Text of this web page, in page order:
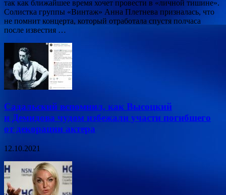
так как ближайшее время хочет провести в «личной тишине».
Солистка группы «Винтаж» Анна Плетнева призналась, что
не помнит концерта, который отработала спустя полчаса
после известия …
Садальский вспомнил, как Высоцкий
и Демидова чудом избежали участи погибшего
от декорации актера
12.10.2021